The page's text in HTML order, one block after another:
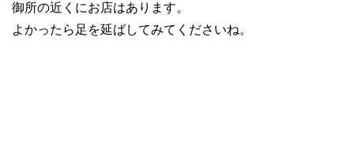
御所の近くにお店はあります。
よかったら足を延ばしてみてくださいね。